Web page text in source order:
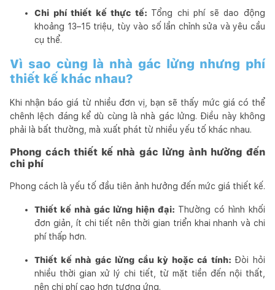
Chi phí thiết kế thực tế: Tổng chi phí sẽ dao động
khoảng 13–15 triệu, tùy vào số lần chỉnh sửa và yêu cầu
cụ thể.
Vì sao cùng là nhà gác lửng nhưng phí
thiết kế khác nhau?
Khi nhận báo giá từ nhiều đơn vị, bạn sẽ thấy mức giá có thể
chênh lệch đáng kể dù cùng là nhà gác lửng. Điều này không
phải là bất thường, mà xuất phát từ nhiều yếu tố khác nhau.
Phong cách thiết kế nhà gác lửng ảnh hưởng đến
chi phí
Phong cách là yếu tố đầu tiên ảnh hưởng đến mức giá thiết kế.
Thiết kế nhà gác lửng hiện đại: Thường có hình khối
đơn giản, ít chi tiết nên thời gian triển khai nhanh và chi
phí thấp hơn.
Thiết kế nhà gác lửng cầu kỳ hoặc cá tính: Đòi hỏi
nhiều thời gian xử lý chi tiết, từ mặt tiền đến nội thất,
nên chi phí cao hơn tương ứng.